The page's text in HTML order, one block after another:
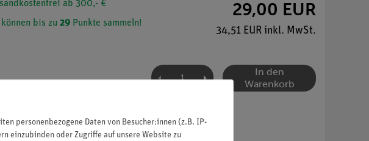
ab 300,- €
können bis zu 29 Punkte sammeln!
29,00 EUR
34,51 EUR inkl. MwSt.
In den
Warenkorb
personenbezogene Daten von Besucher:innen (z.B. IP-
einzubinden oder Zugriffe auf unsere Website zu